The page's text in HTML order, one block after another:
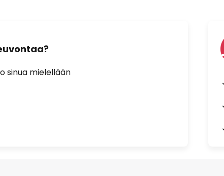
sinua mielellään